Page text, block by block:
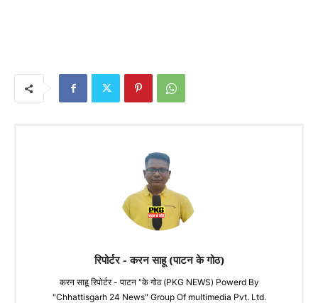
रिपोर्टर - करन साहू (पाटन के गोठ)
करन साहू रिपोर्टर - पाटन "के गोठ (PKG NEWS) Powerd By
"Chhattisgarh 24 News" Group Of multimedia Pvt. Ltd.